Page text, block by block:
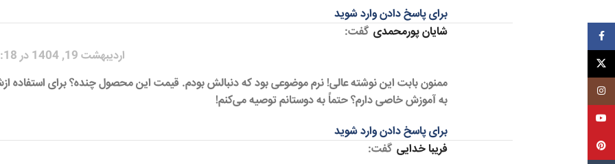
برای پاسخ دادن وارد شوید
شایان پورمحمدی گفت:
اردیبهشت 19, 1404 در 1:18 ق.ظ
ممنون بابت این نوشته عالی! نرم موضوعی بود که دنبالش بودم. قیمت این محصول چنده؟ برای استفاده
به آموزش خاصی دارم؟ حتماً به دوستانم توصیه می‌کنم!
برای پاسخ دادن وارد شوید
فریبا خدایی گفت: